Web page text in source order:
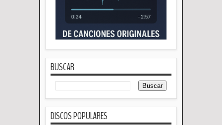
BUSCAR
DISCOS POPULARES